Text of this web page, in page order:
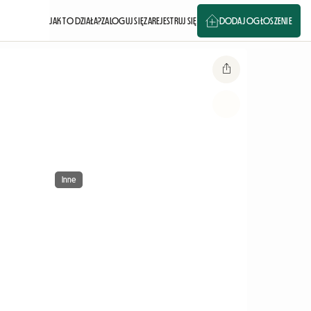
JAK TO DZIAŁA?ZALOGUJ SIĘZAREJESTRUJ SIĘ DODAJ OGŁOSZENIE
Inne